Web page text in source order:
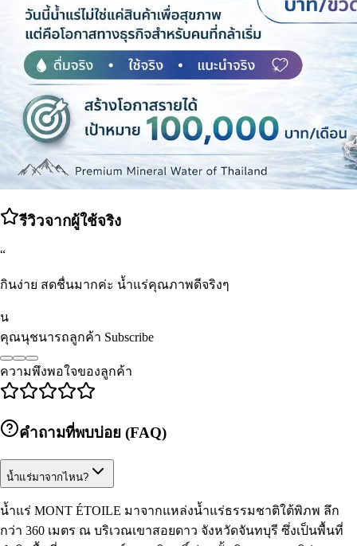
รีวิวจากผู้ใช้จริง
“
กินง่าย สดชื่นมากค่ะ น้ำแร่คุณภาพดีจริงๆ
น
คุณนุชนารถลูกค้า Subscribe
ความพึงพอใจของลูกค้า
คำถามที่พบบ่อย (FAQ)
น้ำแร่มาจากไหน?
น้ำแร่ MONT ÉTOILE มาจากแหล่งน้ำแร่ธรรมชาติใต้พิภพ ลึก
กว่า 360 เมตร ณ บริเวณเขาสอยดาว จังหวัดจันทบุรี ซึ่งเป็นพื้นที่